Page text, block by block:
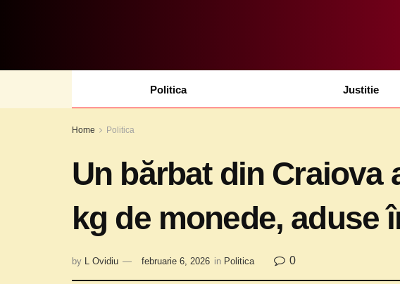
Politica Justitie
Home Politica
Un bărbat din Craiova
kg de monede, aduse
by L Ovidiu februarie 6, 2026 in Politica 0